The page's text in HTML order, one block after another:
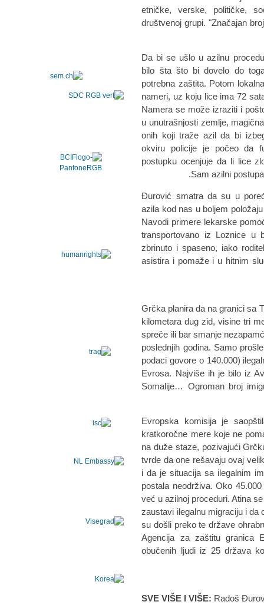
etničke, verske, političke,
društvenoj grupi. "Značajan
Da bi se ušlo u azilnu
bilo šta što bi dovelo do
potrebna zaštita. Potom
nameri, uz koju lice ima 72
Namera se može izraziti i
u unutrašnjosti zemlje,
onih koji traže azil da bi
okviru policije je počeo da
postupku ocenjuje da li lice
Sam azilni
Đurović smatra da su u
azila kod nas u boljem
Navodi primere lekarske
transportovano iz Loznice u
zbrinuto i spaseno, iako
asistira i pomaže i u hitnim
Grčka planira da na granici sa
kilometara dug zid, visine tri
spreče ili bar smanje
poslednjih godina. Samo
podaci govore o 140.000)
Evrosa. Najviše ih je bilo iz
Somalije… Ogroman broj
Evropska komisija je
kratkoročne mere koje ne
na duže staze, pozivajući
tvrde da one rešavaju ovaj
i da je situacija sa ilegalnim
postala neodrživa. Oko
već u azilnoj proceduri. Atina
zaustavi ilegalnu migraciju i da
su došli preko te države
Agencija za zaštitu granica
obučenih ljudi iz 25 država
SVE VIŠE I VIŠE: Radoš